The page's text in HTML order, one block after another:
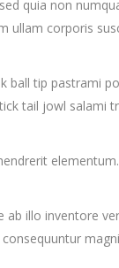
quia non
ullam corporis
ball tip pastrami
tail jowl salami
ab illo inventore